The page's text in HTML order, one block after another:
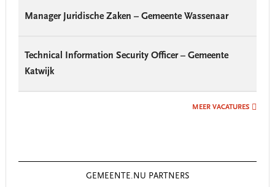
Manager Juridische Zaken – Gemeente Wassenaar
Technical Information Security Officer – Gemeente
Katwijk
MEER VACATURES
GEMEENTE.NU PARTNERS